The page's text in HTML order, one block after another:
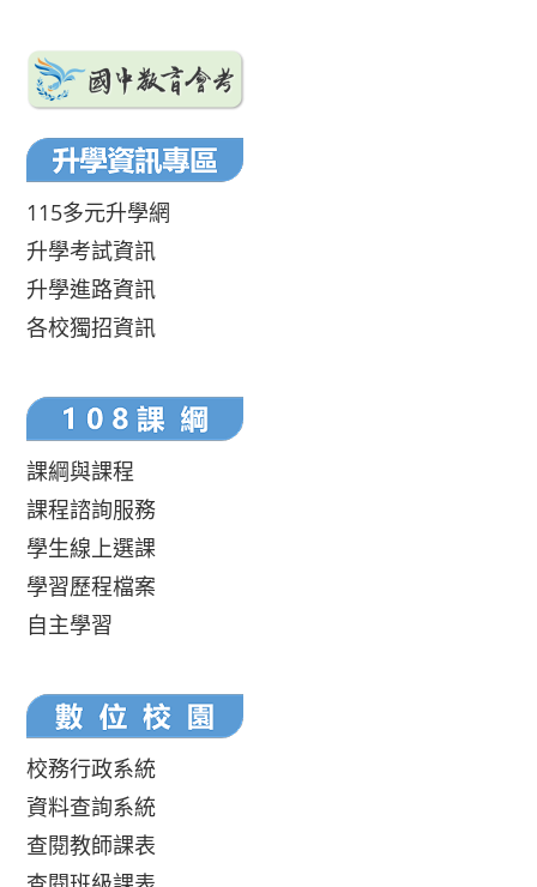
115多元升學網
升學考試資訊
升學進路資訊
各校獨招資訊
課綱與課程
課程諮詢服務
學生線上選課
學習歷程檔案
自主學習
校務行政系統
資料查詢系統
查閱教師課表